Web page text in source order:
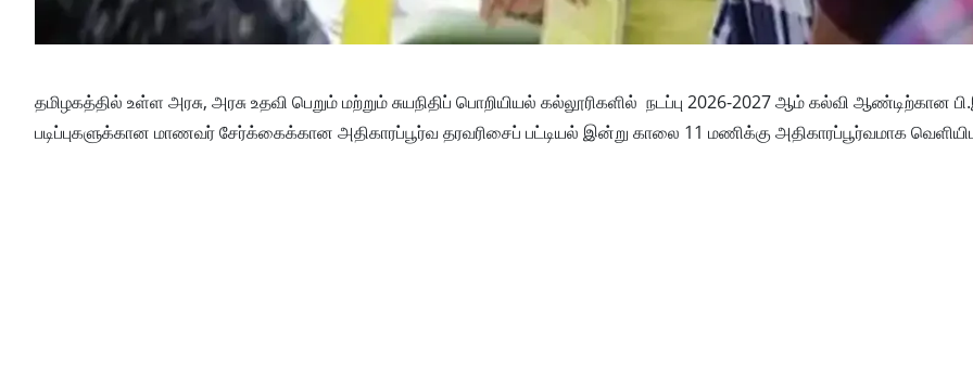
தமிழகத்தில் உள்ள அரசு, அரசு உதவி பெறும் மற்றும் சுயநிதிப் பொறியியல் கல்லூரிகளில் நடப்பு 2026-2027 ஆம் கல்வி ஆண்டிற்கான
படிப்புகளுக்கான மாணவர் சேர்க்கைக்கான அதிகாரப்பூர்வ தரவரிசைப் பட்டியல் இன்று காலை 11 மணிக்கு அதிகாரப்பூர்வமாக